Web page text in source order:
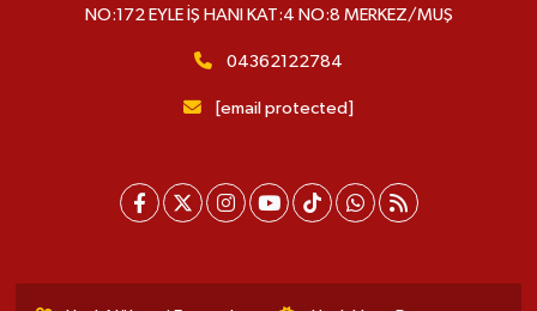
NO:172 EYLE İŞ HANI KAT:4 NO:8 MERKEZ/MUŞ
04362122784
[email protected]